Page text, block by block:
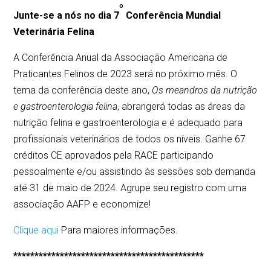
Junte-se a nós no dia 7
º
Conferência Mundial
Veterinária Felina
A Conferência Anual da Associação Americana de
Praticantes Felinos de 2023 será no próximo mês. O
tema da conferência deste ano, Os meandros da nutrição
e gastroenterologia felina, abrangerá todas as áreas da
nutrição felina e gastroenterologia e é adequado para
profissionais veterinários de todos os níveis. Ganhe 67
créditos CE aprovados pela RACE participando
pessoalmente e/ou assistindo às sessões sob demanda
até 31 de maio de 2024. Agrupe seu registro com uma
associação AAFP e economize!
Clique aqui Para maiores informações.
*********************************************